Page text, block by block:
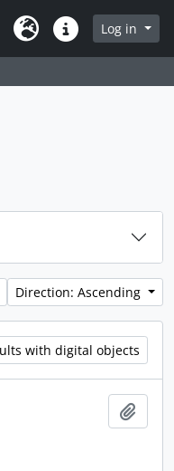
LanguageQuick linksLog in
Direction: Ascending
with digital objects